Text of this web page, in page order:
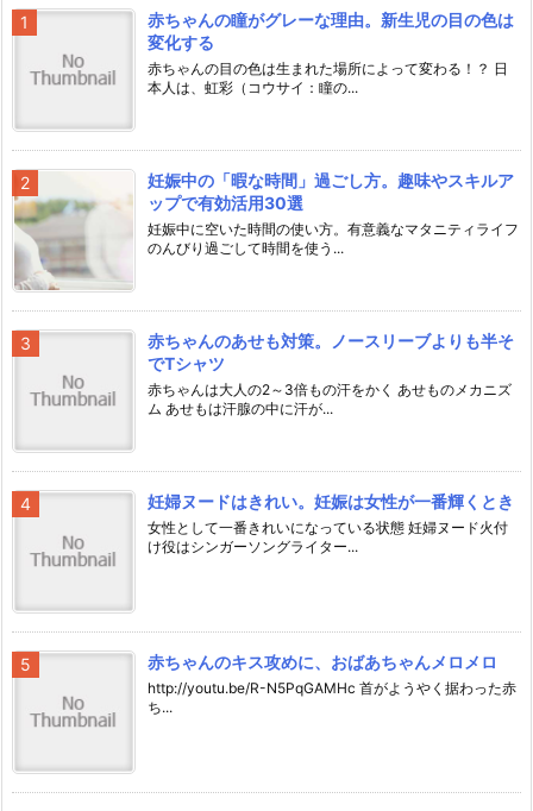
赤ちゃんの瞳がグレーな理由。新生児の目の色は
変化する
赤ちゃんの目の色は生まれた場所によって変わる！？ 日
本人は、虹彩（コウサイ：瞳の...
妊娠中の「暇な時間」過ごし方。趣味やスキルア
ップで有効活用30選
妊娠中に空いた時間の使い方。有意義なマタニティライフ
のんびり過ごして時間を使う...
赤ちゃんのあせも対策。ノースリーブよりも半そ
でTシャツ
赤ちゃんは大人の2～3倍もの汗をかく あせものメカニズ
ム あせもは汗腺の中に汗が...
妊婦ヌードはきれい。妊娠は女性が一番輝くとき
女性として一番きれいになっている状態 妊婦ヌード火付
け役はシンガーソングライター...
赤ちゃんのキス攻めに、おばあちゃんメロメロ
http://youtu.be/R-N5PqGAMHc 首がようやく据わった赤
ち...